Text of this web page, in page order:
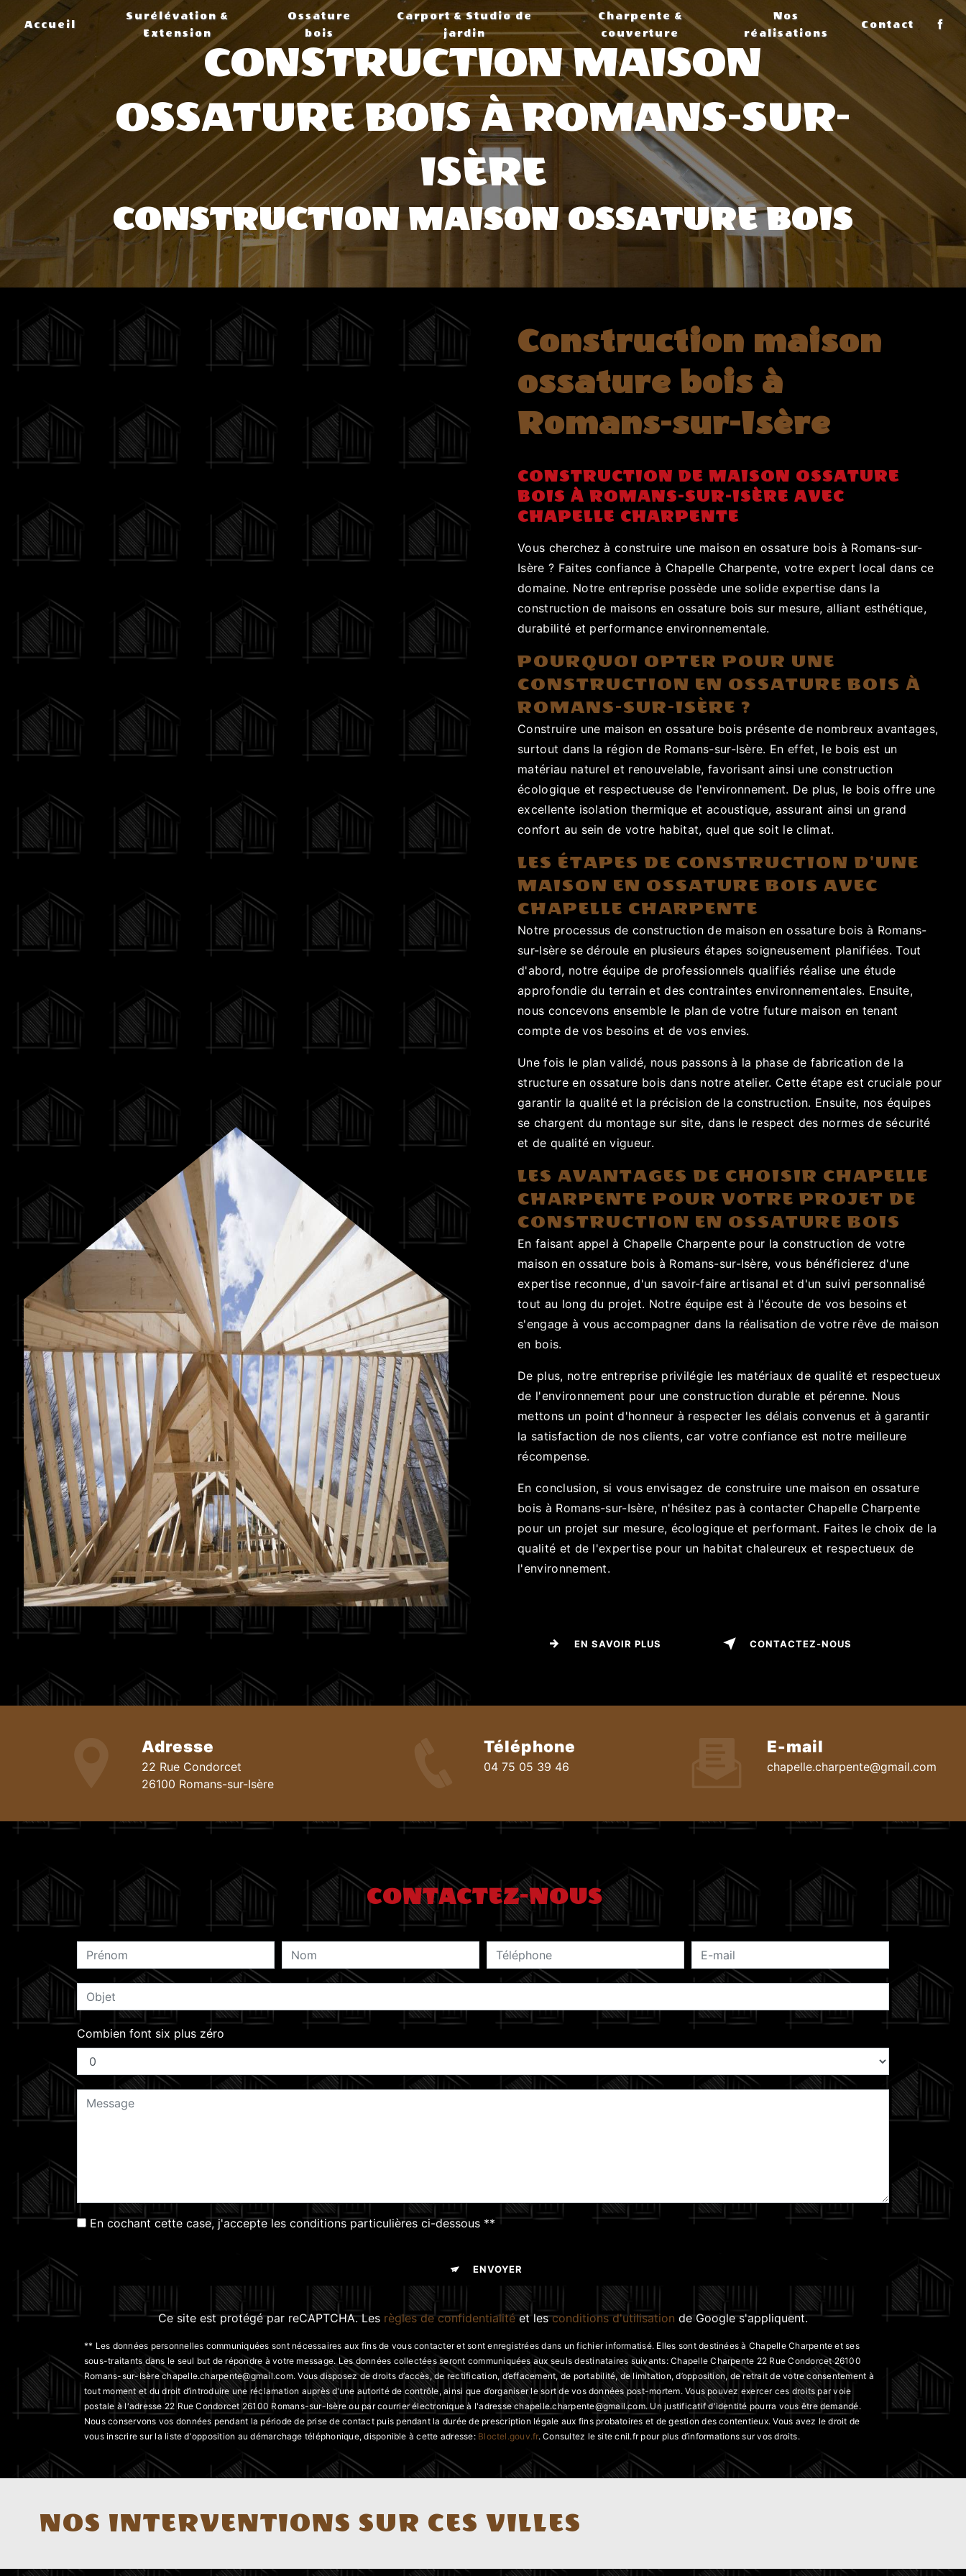
Accueil
Surélévation &
Extension
Ossature
bois
Carport & Studio de
jardin
Charpente &
couverture
Nos
réalisations
Contact
CONSTRUCTION MAISON
OSSATURE BOIS À ROMANS-SUR-
ISÈRE
CONSTRUCTION MAISON OSSATURE BOIS
Construction maison
ossature bois à
Romans-sur-Isère
CONSTRUCTION DE MAISON OSSATURE
BOIS À ROMANS-SUR-ISÈRE AVEC
CHAPELLE CHARPENTE
Vous cherchez à construire une maison en ossature bois à Romans-sur-
Isère ? Faites confiance à Chapelle Charpente, votre expert local dans ce
domaine. Notre entreprise possède une solide expertise dans la
construction de maisons en ossature bois sur mesure, alliant esthétique,
durabilité et performance environnementale.
POURQUOI OPTER POUR UNE
CONSTRUCTION EN OSSATURE BOIS À
ROMANS-SUR-ISÈRE ?
Construire une maison en ossature bois présente de nombreux avantages,
surtout dans la région de Romans-sur-Isère. En effet, le bois est un
matériau naturel et renouvelable, favorisant ainsi une construction
écologique et respectueuse de l'environnement. De plus, le bois offre une
excellente isolation thermique et acoustique, assurant ainsi un grand
confort au sein de votre habitat, quel que soit le climat.
LES ÉTAPES DE CONSTRUCTION D'UNE
MAISON EN OSSATURE BOIS AVEC
CHAPELLE CHARPENTE
Notre processus de construction de maison en ossature bois à Romans-
sur-Isère se déroule en plusieurs étapes soigneusement planifiées. Tout
d'abord, notre équipe de professionnels qualifiés réalise une étude
approfondie du terrain et des contraintes environnementales. Ensuite,
nous concevons ensemble le plan de votre future maison en tenant
compte de vos besoins et de vos envies.
Une fois le plan validé, nous passons à la phase de fabrication de la
structure en ossature bois dans notre atelier. Cette étape est cruciale pour
garantir la qualité et la précision de la construction. Ensuite, nos équipes
se chargent du montage sur site, dans le respect des normes de sécurité
et de qualité en vigueur.
LES AVANTAGES DE CHOISIR CHAPELLE
CHARPENTE POUR VOTRE PROJET DE
CONSTRUCTION EN OSSATURE BOIS
En faisant appel à Chapelle Charpente pour la construction de votre
maison en ossature bois à Romans-sur-Isère, vous bénéficierez d'une
expertise reconnue, d'un savoir-faire artisanal et d'un suivi personnalisé
tout au long du projet. Notre équipe est à l'écoute de vos besoins et
s'engage à vous accompagner dans la réalisation de votre rêve de maison
en bois.
De plus, notre entreprise privilégie les matériaux de qualité et respectueux
de l'environnement pour une construction durable et pérenne. Nous
mettons un point d'honneur à respecter les délais convenus et à garantir
la satisfaction de nos clients, car votre confiance est notre meilleure
récompense.
En conclusion, si vous envisagez de construire une maison en ossature
bois à Romans-sur-Isère, n'hésitez pas à contacter Chapelle Charpente
pour un projet sur mesure, écologique et performant. Faites le choix de la
qualité et de l'expertise pour un habitat chaleureux et respectueux de
l'environnement.
EN SAVOIR PLUS CONTACTEZ-NOUS
Adresse
22 Rue Condorcet
26100 Romans-sur-Isère
Téléphone
04 75 05 39 46
E-mail
chapelle.charpente@gmail.com
CONTACTEZ-NOUS
Combien font six plus zéro
En cochant cette case, j'accepte les conditions particulières ci-dessous **
ENVOYER
Ce site est protégé par reCAPTCHA. Les règles de confidentialité et lesconditions d'utilisation de Google s'appliquent.
** Les données personnelles communiquées sont nécessaires aux fins de vous contacter et sont enregistrées dans un fichier informatisé. Elles sont destinées à Chapelle Charpente et ses
sous-traitants dans le seul but de répondre à votre message. Les données collectées seront communiquées aux seuls destinataires suivants: Chapelle Charpente 22 Rue Condorcet 26100
Romans-sur-Isère chapelle.charpente@gmail.com. Vous disposez de droits d’accès, de rectification, d’effacement, de portabilité, de limitation, d’opposition, de retrait de votre consentement à
tout moment et du droit d’introduire une réclamation auprès d’une autorité de contrôle, ainsi que d’organiser le sort de vos données post-mortem. Vous pouvez exercer ces droits par voie
postale à l'adresse 22 Rue Condorcet 26100 Romans-sur-Isère ou par courrier électronique à l'adresse chapelle.charpente@gmail.com. Un justificatif d'identité pourra vous être demandé.
Nous conservons vos données pendant la période de prise de contact puis pendant la durée de prescription légale aux fins probatoires et de gestion des contentieux. Vous avez le droit de
vous inscrire sur la liste d'opposition au démarchage téléphonique, disponible à cette adresse: Bloctel.gouv.fr. Consultez le site cnil.fr pour plus d’informations sur vos droits.
NOS INTERVENTIONS SUR CES VILLES
Panneau de gestion des cookies